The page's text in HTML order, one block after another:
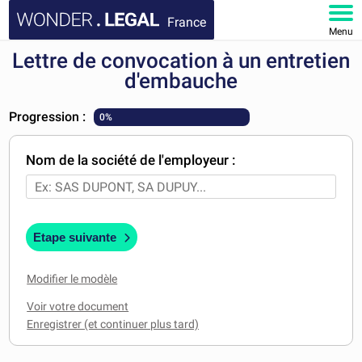
France
Menu
ACCUEIL
MON COMPTE
Lettre de convocation à un entretien
d'embauche
Progression : 0%
Nom de la société de l'employeur :
Etape suivante
Modifier le modèle
Voir votre document